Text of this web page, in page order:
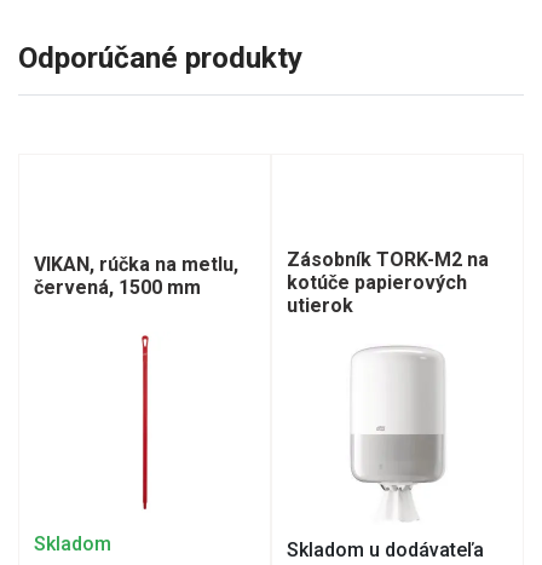
Odporúčané produkty
VIKAN, rúčka na metlu,
červená, 1500 mm
Skladom
Zásobník TORK-M2 na
kotúče papierových
utierok
Skladom u dodávateľa